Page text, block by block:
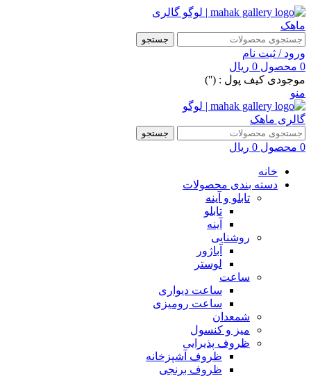
جستجو
ورود / ثبت نام
0 محصول 0 ریال
موجودی کیف پول : ('')
منو
جستجو
0 محصول 0 ریال
خانه
دسته بندی محصولات
تابلو و آینه
تابلو
آینه
روشنایی
آباژور
لوستر
ساعت
ساعت دیواری
ساعت رومیزی
شمعدان
میز و کنسول
ظروف پذیرایی
ظروف آشپزخانه
ظروف برنجی